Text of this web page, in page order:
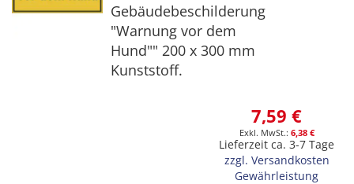
Gebäudebeschilderung
"Warnung vor dem
Hund"" 200 x 300 mm
Kunststoff.
7,59 €
6,38 €
Lieferzeit ca. 3-7 Tage
zzgl. Versandkosten
Gewährleistung